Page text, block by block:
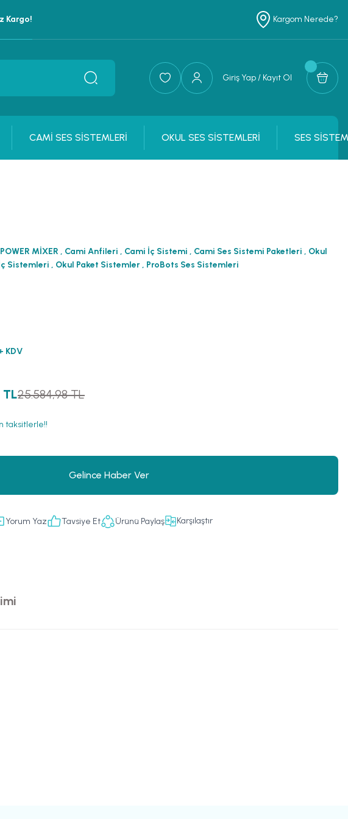
Kargo! Kargom Nerede?
Giriş Yap / Kayıt Ol
CAMİ SES SİSTEMLERİ OKUL SES SİSTEMLERİ SES
POWER MİXER , Cami Anfileri , Cami İç Sistemi , Cami Ses Sistemi Paketleri , Okul
Sistemleri , Okul Paket Sistemler, ProBots Ses Sistemleri
KDV
TL25.584,98 TL
taksitlerle!!
Gelince Haber Ver
Yorum Yaz Tavsiye Et Ürünü Paylaş Karşılaştır